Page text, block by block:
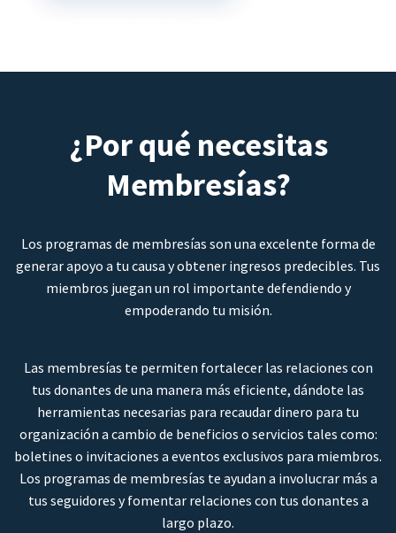
¿Por qué necesitas
Membresías?
Los programas de membresías son una excelente forma de
generar apoyo a tu causa y obtener ingresos predecibles. Tus
miembros juegan un rol importante defendiendo y
empoderando tu misión.
Las membresías te permiten fortalecer las relaciones con
tus donantes de una manera más eficiente, dándote las
herramientas necesarias para recaudar dinero para tu
organización a cambio de beneficios o servicios tales como:
boletines o invitaciones a eventos exclusivos para miembros.
Los programas de membresías te ayudan a involucrar más a
tus seguidores y fomentar relaciones con tus donantes a
largo plazo.